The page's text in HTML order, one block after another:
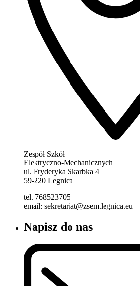
Zespół Szkół
Elektryczno-Mechanicznych
ul. Fryderyka Skarbka 4
59-220 Legnica
tel. 768523705
email: sekretariat@zsem.legnica.eu
Napisz do nas